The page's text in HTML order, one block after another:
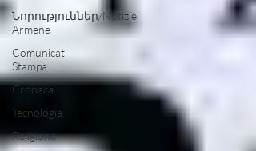
Նորություններ/Notizie
Armene
Comunicati
Stampa
Cronaca
Tecnologia
Religione